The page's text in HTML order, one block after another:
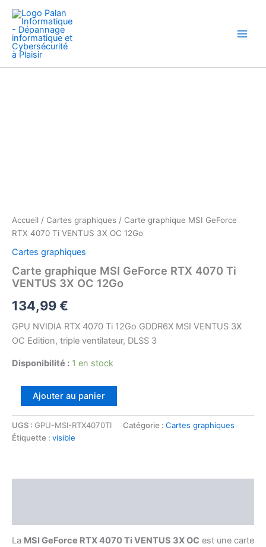
Aller
contenu
Accueil / Cartes graphiques / Carte graphique MSI GeForce
RTX 4070 Ti VENTUS 3X OC 12Go
Cartes graphiques
Carte graphique MSI GeForce RTX 4070 Ti
VENTUS 3X OC 12Go
134,99€
GPU NVIDIA RTX 4070 Ti 12Go GDDR6X MSI VENTUS 3X
OC Edition, triple ventilateur, DLSS 3
Disponibilité : 1 en stock
12Go
Ajouter au panier
UGS : GPU-MSI-RTX4070TI Catégorie : Cartes graphiques
Étiquette : visible
La MSI GeForce RTX 4070 Ti VENTUS 3X OC est une carte